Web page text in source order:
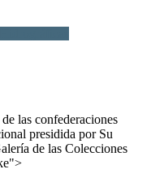
las confederaciones
presidida por Su
de las Colecciones